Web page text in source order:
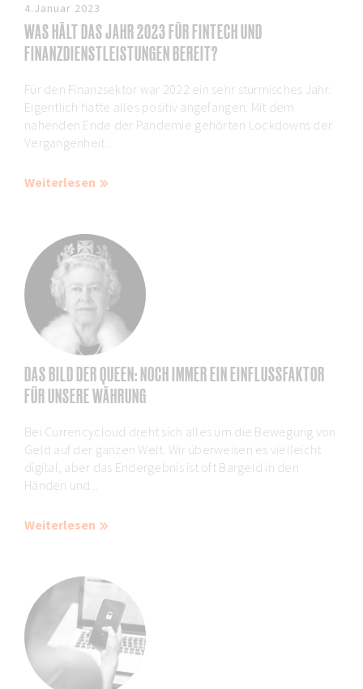
4.Januar 2023
WAS HÄLT DAS JAHR 2023 FÜR FINTECH UND
FINANZDIENSTLEISTUNGEN BEREIT?
Für den Finanzsektor war 2022 ein sehr stürmisches Jahr.
Eigentlich hatte alles positiv angefangen. Mit dem
nahenden Ende der Pandemie gehörten Lockdowns der
Vergangenheit...
Weiterlesen
DAS BILD DER QUEEN: NOCH IMMER EIN EINFLUSSFAKTOR
FÜR UNSERE WÄHRUNG
Bei Currencycloud dreht sich alles um die Bewegung von
Geld auf der ganzen Welt. Wir überweisen es vielleicht
digital, aber das Endergebnis ist oft Bargeld in den
Händen und...
Weiterlesen